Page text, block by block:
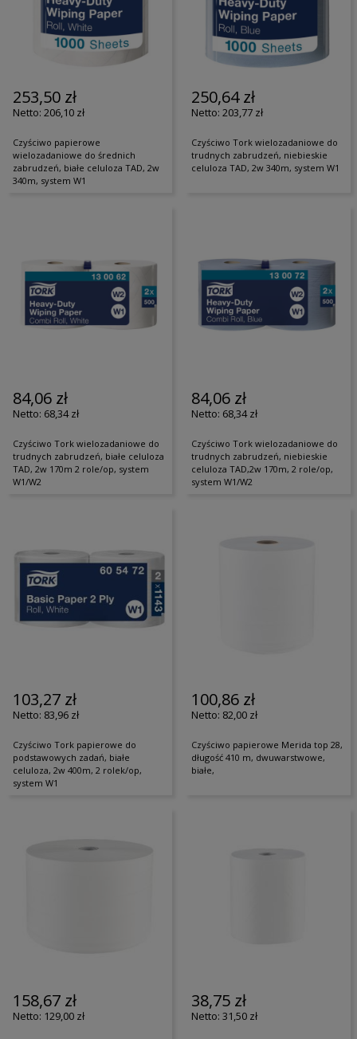
253,50 zł
206,10 zł
Czyściwo papierowe
wielozadaniowe do średnich
zabrudzeń, białe celuloza TAD, 2w
340m, system W1
250,64 zł
203,77 zł
Czyściwo Tork wielozadaniowe do
trudnych zabrudzeń, niebieskie
celuloza TAD, 2w 340m, system W1
84,06 zł
68,34 zł
Czyściwo Tork wielozadaniowe do
trudnych zabrudzeń, białe celuloza
TAD, 2w 170m 2 role/op, system
W1/W2
84,06 zł
68,34 zł
Czyściwo Tork wielozadaniowe do
trudnych zabrudzeń, niebieskie
celuloza TAD,2w 170m, 2 role/op,
system W1/W2
103,27 zł
83,96 zł
Czyściwo Tork papierowe do
podstawowych zadań, białe
celuloza, 2w 400m, 2 rolek/op,
system W1
100,86 zł
82,00 zł
Czyściwo papierowe Merida top 28,
długość 410 m, dwuwarstwowe,
białe,
158,67 zł
129,00 zł
38,75 zł
31,50 zł